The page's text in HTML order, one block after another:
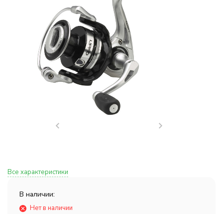
Все характеристики
В наличии:
Нет в наличии